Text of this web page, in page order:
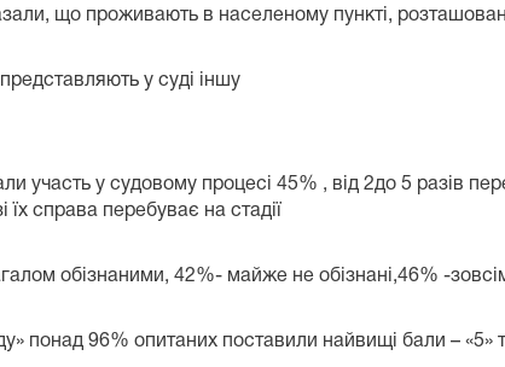
що проживають в населеному пункті,
у суді іншу
участь у судовому процесі 45% , від 2до 5 разів
справа перебуває на стадії
обізнаними, 42%- майже не обізнані,46% -
понад 96% опитаних поставили найвищі бали – «5»